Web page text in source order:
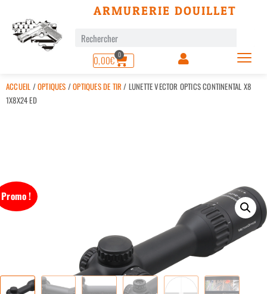
ARMURERIE DOUILLET
0,00€ 0
ACCUEIL /OPTIQUES /OPTIQUES DE TIR / LUNETTE VECTOR OPTICS CONTINENTAL X8
1X8X24 ED
Promo !